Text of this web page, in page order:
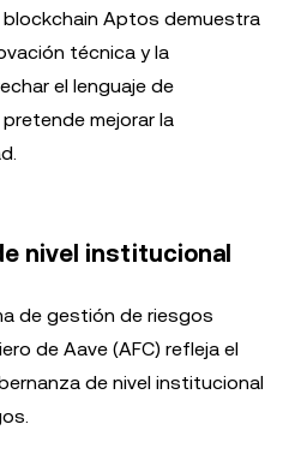
blockchain Aptos demuestra
técnica y la
el lenguaje de
mejorar la
nivel institucional
de gestión de riesgos
de Aave (AFC) refleja el
de nivel institucional